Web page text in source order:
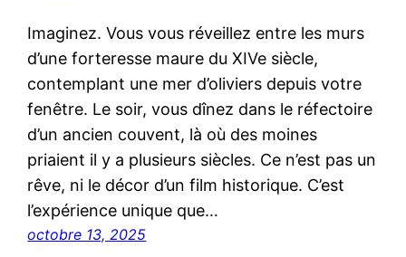
Imaginez. Vous vous réveillez entre les murs
d’une forteresse maure du XIVe siècle,
contemplant une mer d’oliviers depuis votre
fenêtre. Le soir, vous dînez dans le réfectoire
d’un ancien couvent, là où des moines
priaient il y a plusieurs siècles. Ce n’est pas un
rêve, ni le décor d’un film historique. C’est
l’expérience unique que…
octobre 13, 2025